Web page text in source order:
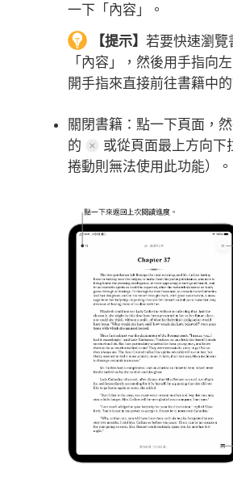
一下「內容」。
【提示】 若要快速瀏覽
「內容」，然後用手指向
開手指來直接前往書籍中的
關閉書籍：點一下頁面，
的
或從頁面最上方向下
捲動則無法使用此功能）。